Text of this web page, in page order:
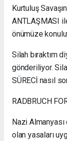
Kurtuluş
ANTLAŞMASI
önümüze
Silah bıraktım
gönderiliyor.
SÜRECİ nasıl
RADBRUCH
Nazi Almanyası
olan yasaları